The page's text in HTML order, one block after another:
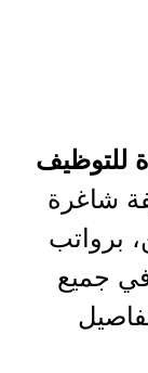
للتوظيف
وظيفة شاغرة
برواتب
ريال. في جميع